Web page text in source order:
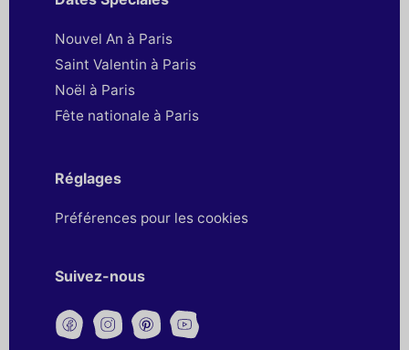
Nouvel An à Paris
Saint Valentin à Paris
Noël à Paris
Fête nationale à Paris
Réglages
Préférences pour les cookies
Suivez-nous